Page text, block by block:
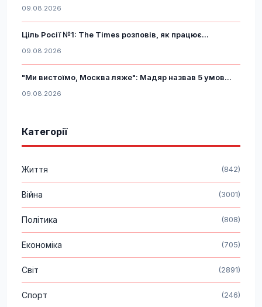
09.08.2026
Ціль Росії №1: The Times розповів, як працює...
09.08.2026
"Ми вистоїмо, Москва ляже": Мадяр назвав 5 умов...
09.08.2026
Категорії
Життя (842)
Війна (3001)
Політика (808)
Економіка (705)
Світ (2891)
Спорт (246)